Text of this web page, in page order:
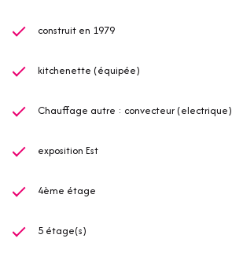
construit en 1979
kitchenette (équipée)
Chauffage autre : convecteur (electrique)
exposition Est
4ème étage
5 étage(s)